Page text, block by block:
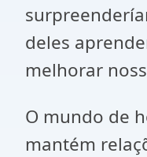
deles
melhorar
O mundo de
mantém